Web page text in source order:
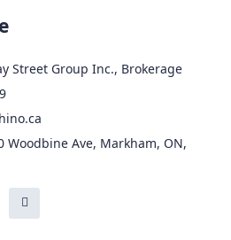
Street Group Inc., Brokerage
Woodbine Ave, Markham, ON,